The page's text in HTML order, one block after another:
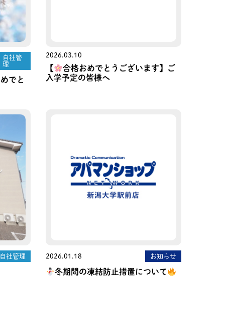
自社管
理
でと
2026.03.10
【
合格おめでとうございます】ご
入学予定の皆様へ
自社管理 2026.01.18 お知らせ
冬期間の凍結防止措置について